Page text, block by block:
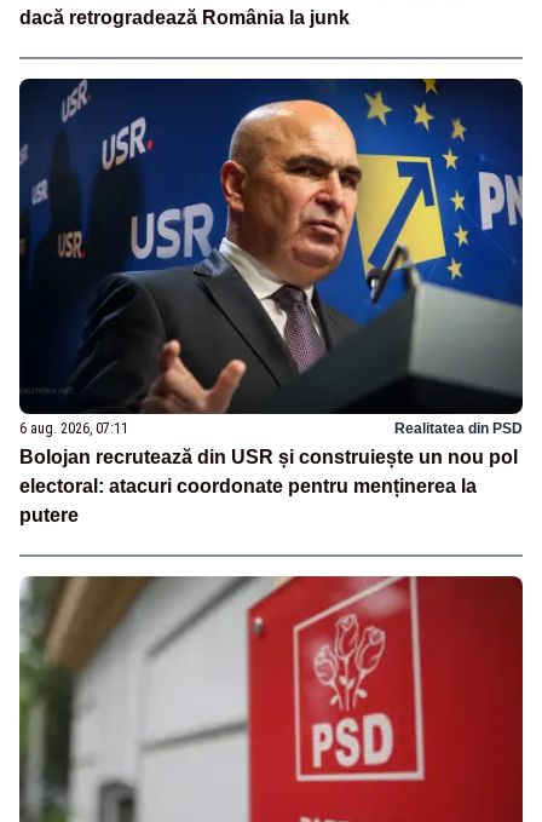
dacă retrogradează România la junk
6 aug. 2026, 07:11 Realitatea din PSD
Bolojan recrutează din USR și construiește un nou pol
electoral: atacuri coordonate pentru menținerea la
putere